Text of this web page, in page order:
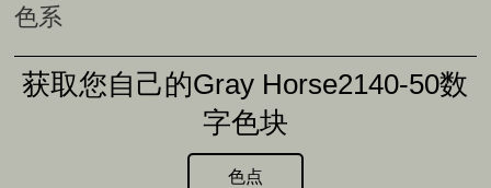
色系
获取您自己的Gray Horse2140-50数
字色块
色点